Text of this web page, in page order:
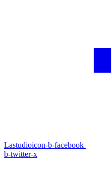
Lastudioicon-b-facebook
b-twitter-x